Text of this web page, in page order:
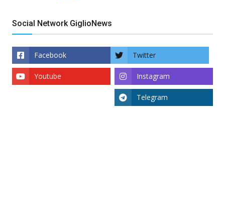
Social Network GiglioNews
Facebook Twitter
Instagram
Youtube
Telegram